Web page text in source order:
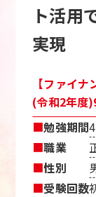
ト活用
実現
【ファイ
(令和2年度
■勉強期間
■職業
■性別
■受験回数